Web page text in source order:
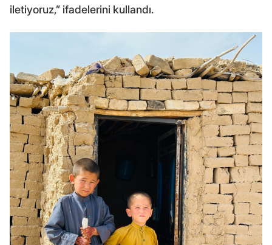
iletiyoruz,” ifadelerini kullandı.